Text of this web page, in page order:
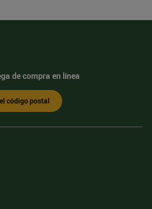
de compra en línea
código postal